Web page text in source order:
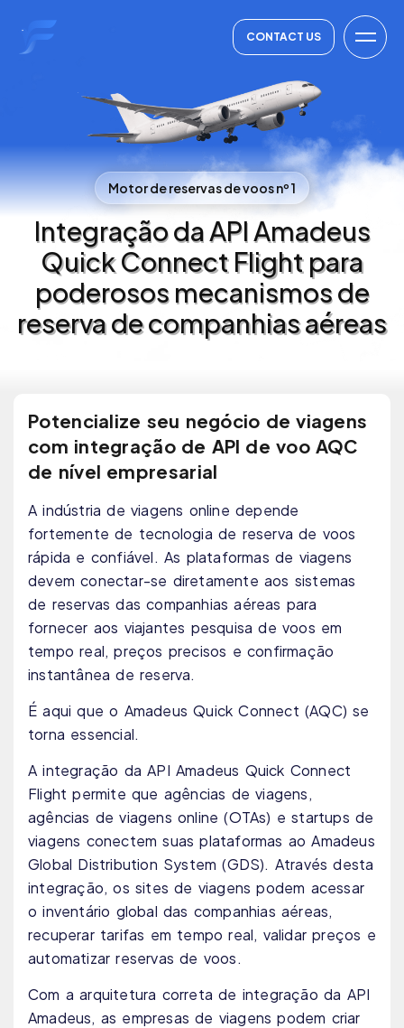
CONTACT US
Motor de reservas de voos nº 1
Integração da API Amadeus
Quick Connect Flight para
poderosos mecanismos de
reserva de companhias aéreas
Potencialize seu negócio de viagens
com integração de API de voo AQC
de nível empresarial
A indústria de viagens online depende
fortemente de tecnologia de reserva de voos
rápida e confiável. As plataformas de viagens
devem conectar-se diretamente aos sistemas
de reservas das companhias aéreas para
fornecer aos viajantes pesquisa de voos em
tempo real, preços precisos e confirmação
instantânea de reserva.
É aqui que o Amadeus Quick Connect (AQC) se
torna essencial.
A integração da API Amadeus Quick Connect
Flight permite que agências de viagens,
agências de viagens online (OTAs) e startups de
viagens conectem suas plataformas ao Amadeus
Global Distribution System (GDS). Através desta
integração, os sites de viagens podem acessar
o inventário global das companhias aéreas,
recuperar tarifas em tempo real, validar preços e
automatizar reservas de voos.
Com a arquitetura correta de integração da API
Amadeus, as empresas de viagens podem criar